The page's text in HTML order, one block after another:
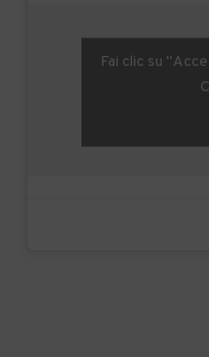
Fai clic su